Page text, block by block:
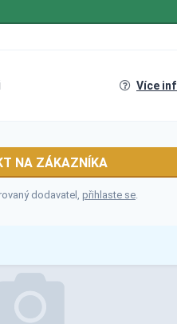
Více
NA ZÁKAZNÍKA
dodavatel, přihlaste se.